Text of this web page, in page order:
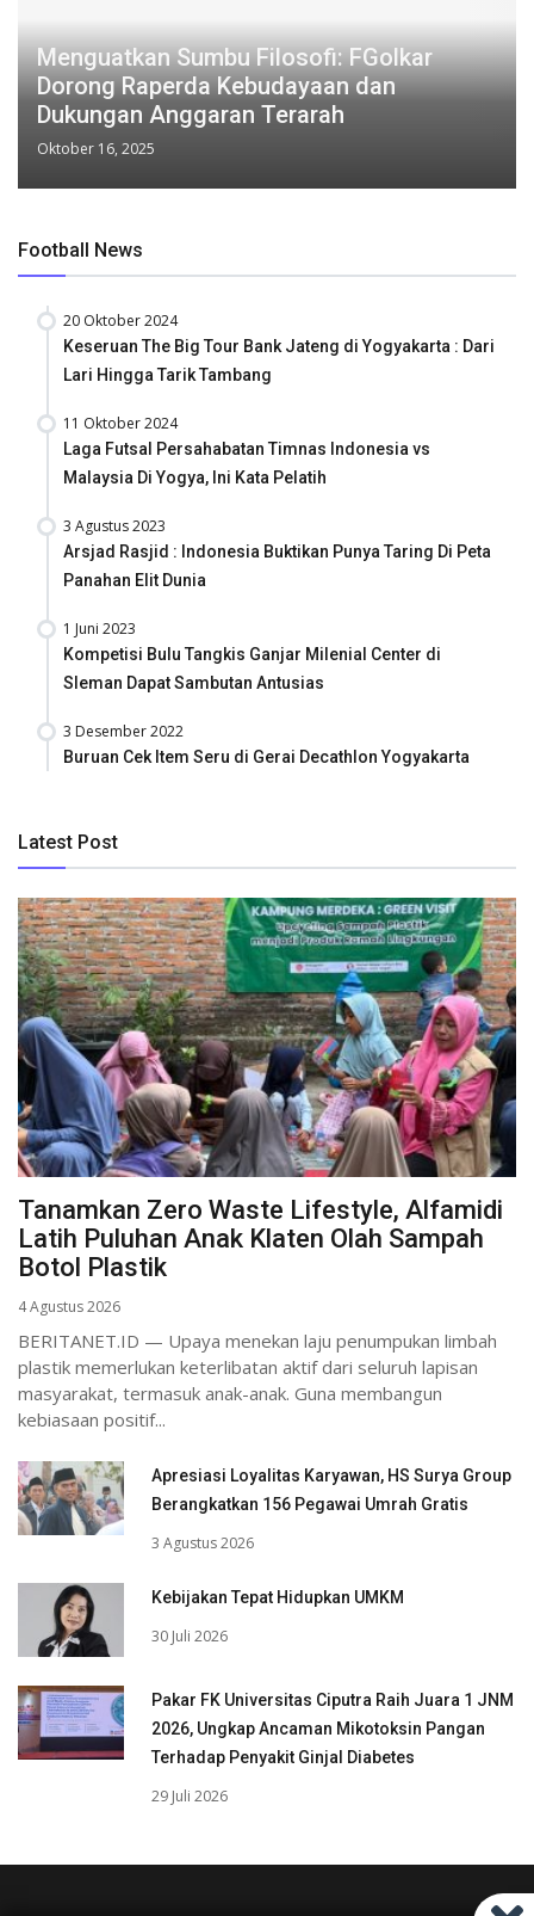
Menguatkan Sumbu Filosofi: FGolkar
Dorong Raperda Kebudayaan dan
Dukungan Anggaran Terarah
Oktober 16, 2025
Football News
20 Oktober 2024
Keseruan The Big Tour Bank Jateng di Yogyakarta : Dari
Lari Hingga Tarik Tambang
11 Oktober 2024
Laga Futsal Persahabatan Timnas Indonesia vs
Malaysia Di Yogya, Ini Kata Pelatih
3 Agustus 2023
Arsjad Rasjid : Indonesia Buktikan Punya Taring Di Peta
Panahan Elit Dunia
1 Juni 2023
Kompetisi Bulu Tangkis Ganjar Milenial Center di
Sleman Dapat Sambutan Antusias
3 Desember 2022
Buruan Cek Item Seru di Gerai Decathlon Yogyakarta
Latest Post
Tanamkan Zero Waste Lifestyle, Alfamidi
Latih Puluhan Anak Klaten Olah Sampah
Botol Plastik
4 Agustus 2026
BERITANET.ID — Upaya menekan laju penumpukan limbah
plastik memerlukan keterlibatan aktif dari seluruh lapisan
masyarakat, termasuk anak-anak. Guna membangun
kebiasaan positif...
Apresiasi Loyalitas Karyawan, HS Surya Group
Berangkatkan 156 Pegawai Umrah Gratis
3 Agustus 2026
Kebijakan Tepat Hidupkan UMKM
30 Juli 2026
Pakar FK Universitas Ciputra Raih Juara 1 JNM
2026, Ungkap Ancaman Mikotoksin Pangan
Terhadap Penyakit Ginjal Diabetes
29 Juli 2026